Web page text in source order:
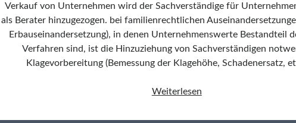
Verkauf von Unternehmen wird der Sachverständige für
als Berater hinzugezogen. bei familienrechtlichen
Erbauseinandersetzung), in denen Unternehmenswerte Bestandteil
Verfahren sind, ist die Hinzuziehung von Sachverständigen
Klagevorbereitung (Bemessung der Klagehöhe, Schadenersatz,
Weiterlesen
zwischen